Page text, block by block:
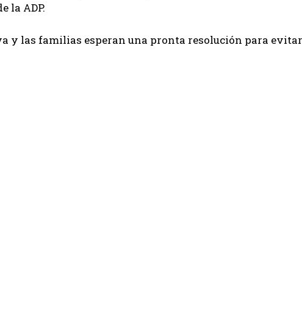
la ADP.
y las familias esperan una pronta resolución para